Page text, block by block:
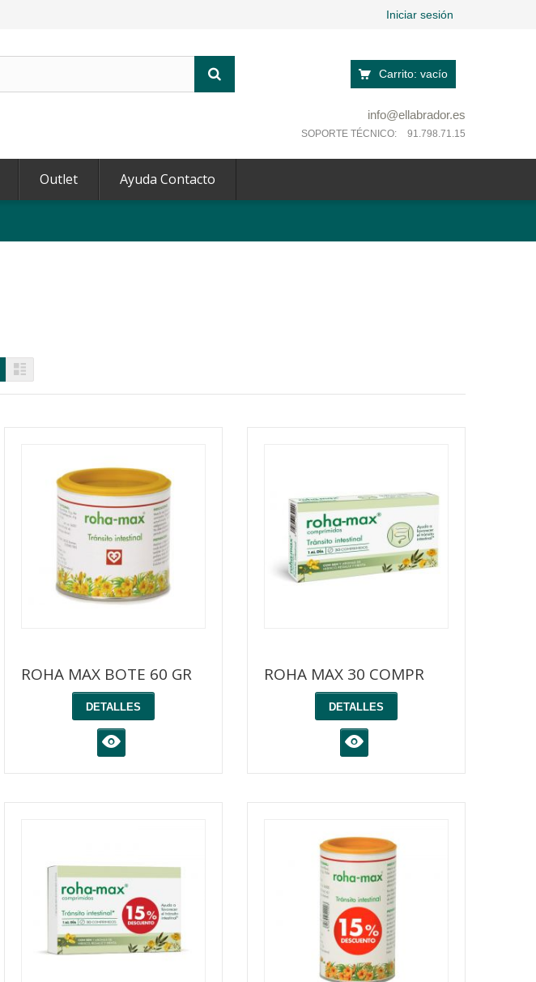
Iniciar sesión
Carrito: vacío
info@ellabrador.es
SOPORTE TÉCNICO: 91.798.71.15
Outlet Ayuda Contacto
ROHA MAX BOTE 60 GR
DETALLES
K
ROHA MAX 30 COMPR
DETALLES
K